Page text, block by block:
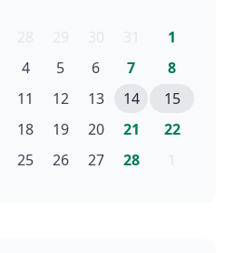
1
4 5 6 7 8
11 12 13 14 15
18 19 20 21 22
25 26 27 28